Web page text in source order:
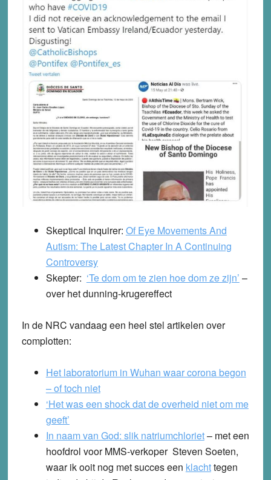
Skeptical Inquirer: Of Eye Movements And
Autism: The Latest Chapter In A Continuing
Controversy
Skepter: ‘Te dom om te zien hoe dom ze zijn’ –
over het dunning-krugereffect
In de NRC vandaag een heel stel artikelen over
complotten:
Het laboratorium in Wuhan waar corona begon
– of toch niet
‘Het was een shock dat de overheid niet om me
geeft’
In naam van God: slik natriumchloriet– met een
hoofdrol voor MMS-verkoper Steven Soeten,
waar ik ooit nog met succes een klachttegen